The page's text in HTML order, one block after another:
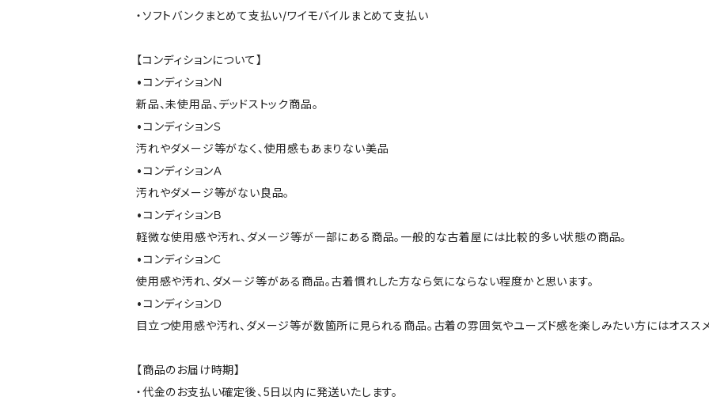
・ソフトバンクまとめて支払い/ワイモバイルまとめて支払い
【コンディションについて】
•コンディションＮ
新品、未使用品、デッドストック商品。
•コンディションＳ
汚れやダメージ等がなく、使用感もあまりない美品
•コンディションＡ
汚れやダメージ等がない良品。
•コンディションＢ
軽微な使用感や汚れ、ダメージ等が一部にある商品。一般的な古着屋には比較的多い状態の商品。
•コンディションＣ
使用感や汚れ、ダメージ等がある商品。古着慣れした方なら気にならない程度かと思います。
•コンディションＤ
目立つ使用感や汚れ、ダメージ等が数箇所に見られる商品。古着の雰囲気やユーズド感を楽しみたい方にはオスス
【商品のお届け時期】
・代金のお支払い確定後、5日以内に発送いたします。